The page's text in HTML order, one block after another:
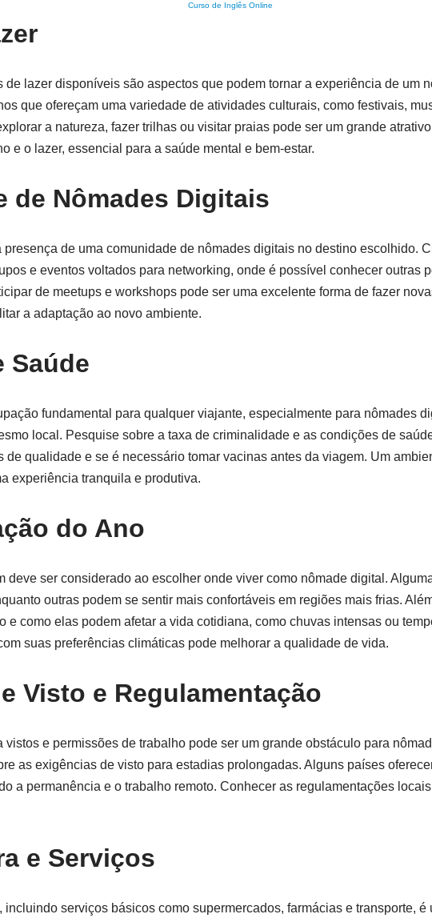
Curso de Inglês Online
de lazer disponíveis são aspectos que podem tornar a experiência de um
que ofereçam uma variedade de atividades culturais, como festivais,
a natureza, fazer trilhas ou visitar praias pode ser um grande
e o lazer, essencial para a saúde mental e bem-estar.
de Nômades Digitais
presença de uma comunidade de nômades digitais no destino escolhido.
e eventos voltados para networking, onde é possível conhecer outras
de meetups e workshops pode ser uma excelente forma de fazer
a adaptação ao novo ambiente.
Saúde
fundamental para qualquer viajante, especialmente para nômades
local. Pesquise sobre a taxa de criminalidade e as condições de
de qualidade e se é necessário tomar vacinas antes da viagem. Um
experiência tranquila e produtiva.
do Ano
deve ser considerado ao escolher onde viver como nômade digital.
outras podem se sentir mais confortáveis em regiões mais frias.
e como elas podem afetar a vida cotidiana, como chuvas intensas ou
suas preferências climáticas pode melhorar a qualidade de vida.
Visto e Regulamentação
vistos e permissões de trabalho pode ser um grande obstáculo para
as exigências de visto para estadias prolongadas. Alguns países
a permanência e o trabalho remoto. Conhecer as regulamentações
e Serviços
incluindo serviços básicos como supermercados, farmácias e transporte,